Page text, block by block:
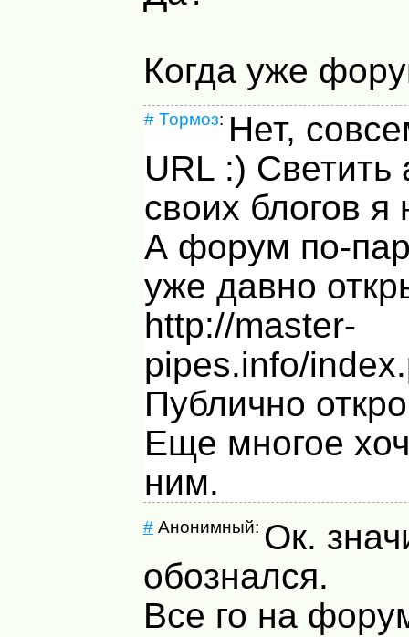
Когда уже
# Тормоз: Нет,
URL :) Светить
своих блогов я
А форум по-
уже давно
http://master-
pipes.info/
Публично
Еще многое
ним.
#Анонимный: Ок.
обознался.
Все го на